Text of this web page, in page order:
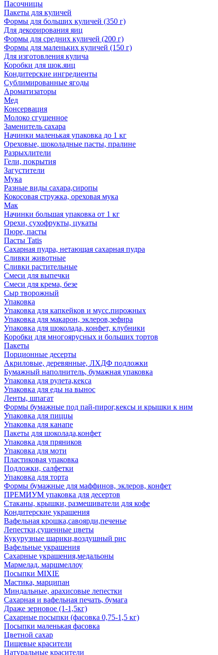
Пасочницы
Пакеты для куличей
Формы для больших куличей (350 г)
Для декорирования яиц
Формы для средних куличей (200 г)
Формы для маленьких куличей (150 г)
Для изготовления кулича
Коробки для шок.яиц
Кондитерские ингредиенты
Сублимированные ягоды
Ароматизаторы
Мед
Консервация
Молоко сгущенное
Заменитель сахара
Начинки маленькая упаковка до 1 кг
Ореховые, шоколадные пасты, пралине
Разрыхлители
Гели, покрытия
Загустители
Мука
Разные виды сахара,сиропы
Кокосовая стружка, ореховая мука
Мак
Начинки большая упаковка от 1 кг
Орехи, сухофрукты, цукаты
Пюре, пасты
Пасты Tatis
Сахарная пудра, нетающая сахарная пудра
Сливки животные
Сливки растительные
Смеси для выпечки
Смеси для крема, безе
Сыр творожный
Упаковка
Упаковка для капкейков и мусс.пирожных
Упаковка для макарон, эклеров,зефира
Упаковка для шоколада, конфет, клубники
Коробки для многоярусных и больших тортов
Пакеты
Порционные десерты
Акриловые, деревянные, ЛХДФ подложки
Бумажный наполнитель, бумажная упаковка
Упаковка для рулета,кекса
Упаковка для еды на вынос
Ленты, шпагат
Формы бумажные под пай-пирог,кексы и крышки к ним
Упаковка для пиццы
Упаковка для канапе
Пакеты для шоколада,конфет
Упаковка для пряников
Упаковка для моти
Пластиковая упаковка
Подложки, салфетки
Упаковка для торта
Формы бумажные для маффинов, эклеров, конфет
ПРЕМИУМ упаковка для десертов
Стаканы, крышки, размешиватели для кофе
Кондитерские украшения
Вафельная крошка,савоярди,печенье
Лепестки,сушенные цветы
Кукурузные шарики,воздушный рис
Вафельные украшения
Сахарные украшения,медальоны
Мармелад, маршмеллоу
Посыпки MIXIE
Мастика, марципан
Миндальные, арахисовые лепестки
Сахарная и вафельная печать, бумага
Драже зерновое (1-1,5кг)
Сахарные посыпки (фасовка 0,75-1,5 кг)
Посыпки маленькая фасовка
Цветной сахар
Пищевые красители
Натуральные красители